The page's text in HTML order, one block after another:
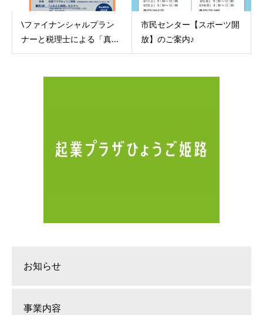
\ファイナンシャルプラン
ナーと税理士による「真...
市民センター【スポーツ開
放】のご案内♪
お知らせ
事業内容